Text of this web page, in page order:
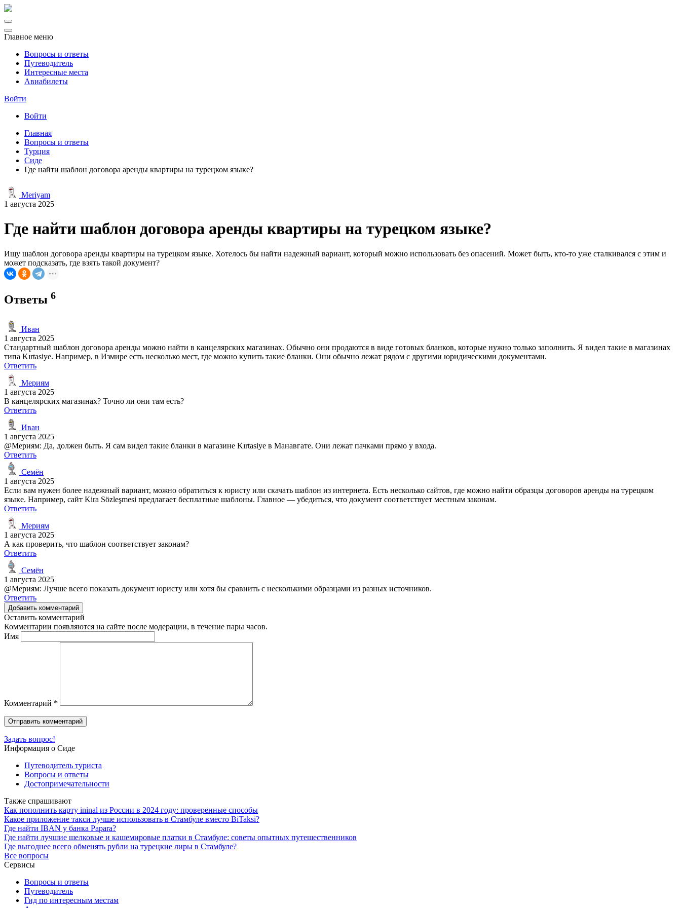
Главное меню
Вопросы и ответы
Путеводитель
Интересные места
Авиабилеты
Войти
Войти
Главная
Вопросы и ответы
Турция
Сиде
Где найти шаблон договора аренды квартиры на турецком языке?
Meriyam
1 августа 2025
Где найти шаблон договора аренды квартиры на турецком языке?
Ищу шаблон договора аренды квартиры на турецком языке. Хотелось бы найти надежный вариант, который можно использовать без опасений. Может быть, кто-то уже сталкивался с этим и
может подсказать, где взять такой документ?
Ответы 6
Иван
1 августа 2025
Стандартный шаблон договора аренды можно найти в канцелярских магазинах. Обычно они продаются в виде готовых бланков, которые нужно только заполнить. Я видел такие в магазинах
типа Kırtasiye. Например, в Измире есть несколько мест, где можно купить такие бланки. Они обычно лежат рядом с другими юридическими документами.
Ответить
Мериям
1 августа 2025
В канцелярских магазинах? Точно ли они там есть?
Ответить
Иван
1 августа 2025
@Мериям: Да, должен быть. Я сам видел такие бланки в магазине Kırtasiye в Манавгате. Они лежат пачками прямо у входа.
Ответить
Семён
1 августа 2025
Если вам нужен более надежный вариант, можно обратиться к юристу или скачать шаблон из интернета. Есть несколько сайтов, где можно найти образцы договоров аренды на турецком
языке. Например, сайт Kira Sözleşmesi предлагает бесплатные шаблоны. Главное — убедиться, что документ соответствует местным законам.
Ответить
Мериям
1 августа 2025
А как проверить, что шаблон соответствует законам?
Ответить
Семён
1 августа 2025
@Мериям: Лучше всего показать документ юристу или хотя бы сравнить с несколькими образцами из разных источников.
Ответить
Добавить комментарий
Оставить комментарий
Комментарии появляются на сайте после модерации, в течение пары часов.
Имя
Комментарий *
Задать вопрос!
Информация о Сиде
Путеводитель туриста
Вопросы и ответы
Достопримечательности
Также спрашивают
Как пополнить карту ininal из России в 2024 году: проверенные способы
Какое приложение такси лучше использовать в Стамбуле вместо BiTaksi?
Где найти IBAN у банка Papara?
Где найти лучшие шелковые и кашемировые платки в Стамбуле: советы опытных путешественников
Где выгоднее всего обменять рубли на турецкие лиры в Стамбуле?
Все вопросы
Сервисы
Вопросы и ответы
Путеводитель
Гид по интересным местам